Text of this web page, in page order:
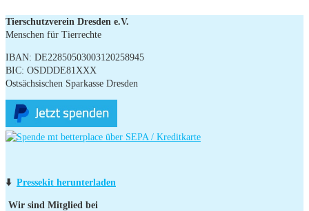
Tierschutzverein Dresden e.V.
Menschen für Tierrechte
IBAN: DE22850503003120258945
BIC: OSDDDE81XXX
Ostsächsischen Sparkasse Dresden
⬇️ Pressekit herunterladen
Wir sind Mitglied bei